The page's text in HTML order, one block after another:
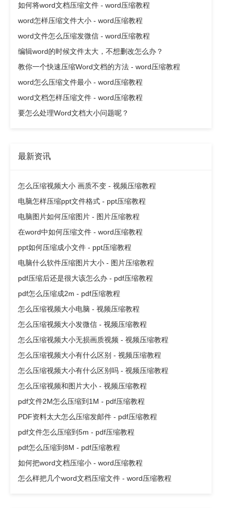
如何将word文档压缩文件 - word压缩教程
word怎样压缩文件大小 - word压缩教程
word文件怎么压缩发微信 - word压缩教程
编辑word的时候文件太大，不想删改怎么办？
教你一个快速压缩Word文档的方法 - word压缩教程
word怎么压缩文件最小 - word压缩教程
word文档怎样压缩文件 - word压缩教程
要怎么处理Word文档大小问题呢？
最新资讯
怎么压缩视频大小 画质不变 - 视频压缩教程
电脑怎样压缩ppt文件格式 - ppt压缩教程
电脑图片如何压缩图片 - 图片压缩教程
在word中如何压缩文件 - word压缩教程
ppt如何压缩成小文件 - ppt压缩教程
电脑什么软件压缩图片大小 - 图片压缩教程
pdf压缩后还是很大该怎么办 - pdf压缩教程
pdf怎么压缩成2m - pdf压缩教程
怎么压缩视频大小电脑 - 视频压缩教程
怎么压缩视频大小发微信 - 视频压缩教程
怎么压缩视频大小无损画质视频 - 视频压缩教程
怎么压缩视频大小有什么区别 - 视频压缩教程
怎么压缩视频大小有什么区别吗 - 视频压缩教程
怎么压缩视频和图片大小 - 视频压缩教程
pdf文件2M怎么压缩到1M - pdf压缩教程
PDF资料太大怎么压缩发邮件 - pdf压缩教程
pdf文件怎么压缩到5m - pdf压缩教程
pdf怎么压缩到8M - pdf压缩教程
如何把word文档压缩小 - word压缩教程
怎么样把几个word文档压缩文件 - word压缩教程